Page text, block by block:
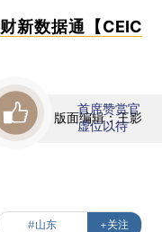
财新数据通【CEIC
版面编辑：王影
首席赞赏官
虚位以待
#山东 +关注